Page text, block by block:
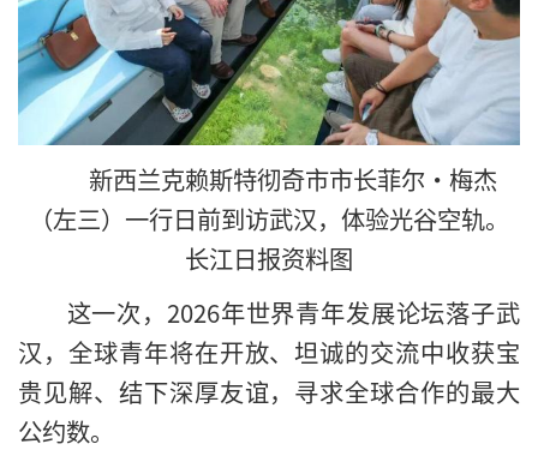
新西兰克赖斯特彻奇市市长菲尔·梅杰
（左三）一行日前到访武汉，体验光谷空轨。
长江日报资料图
这一次，2026年世界青年发展论坛落子武
汉，全球青年将在开放、坦诚的交流中收获宝
贵见解、结下深厚友谊，寻求全球合作的最大
公约数。